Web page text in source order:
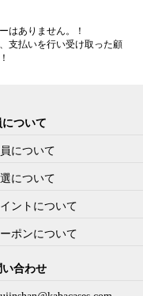
はありません。！
支払いを行い受け取った顧
について
について
について
ントについて
ポンについて
い合わせ